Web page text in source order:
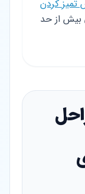
تمیز کردن
بیش از حد